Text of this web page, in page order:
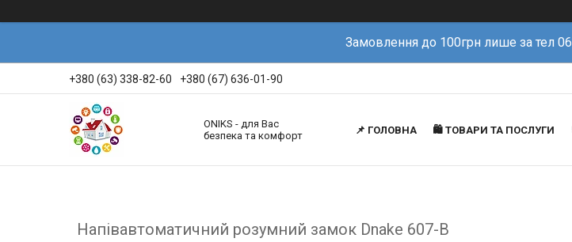
Замовлення до 100грн лише за тел
+380 (63) 338-82-60 +380 (67) 636-01-90
ONIKS - для Вас
безпека та комфорт
📌 ГОЛОВНА 🛍️ ТОВАРИ ТА ПОСЛУГИ
Напівавтоматичний розумний замок Dnake 607-B